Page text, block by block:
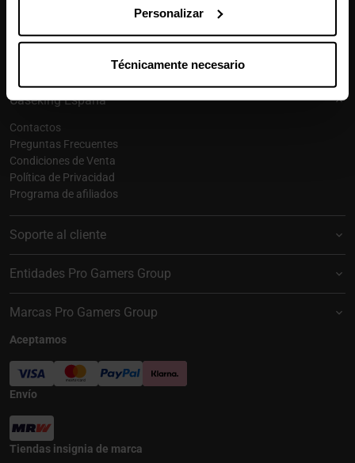
Personalizar
Técnicamente necesario
Este sitio está protegido por reCAPTCHA y se aplican la
Caseking España
Contactos
Preguntas Frecuentes
Condiciones de Venta
Política de Privacidad
Programa de afiliados
Soporte al cliente
Entidades Pro Gamers Group
Marcas Pro Gamers Group
Aceptamos
Envío
Tiendas insignia de marca